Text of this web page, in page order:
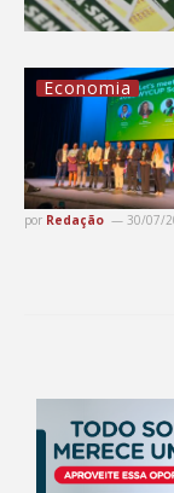
Economia
por Redação 30/07/